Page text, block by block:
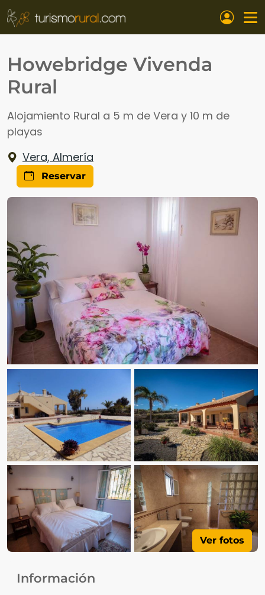
Pasar al contenido principal
Howebridge Vivenda
Rural
Alojamiento Rural a 5 m de Vera y 10 m de
playas
Vera, Almería
Reservar
Ver fotos
Información